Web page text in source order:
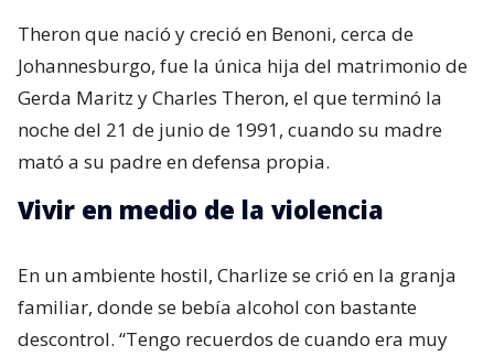
Theron que nació y creció en Benoni,​ cerca de
Johannesburgo, fue la única hija del matrimonio de
Gerda Maritz​ y Charles Theron, el que terminó la
noche del 21 de junio de 1991, cuando su madre
mató a su padre en defensa propia.
Vivir en medio de la violencia
En un ambiente hostil, Charlize se crió en la granja
familiar, donde se bebía alcohol con bastante
descontrol. “Tengo recuerdos de cuando era muy